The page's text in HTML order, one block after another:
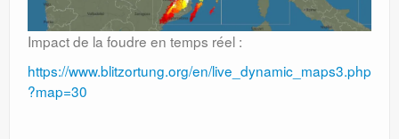
Impact de la foudre en temps réel :
https://www.blitzortung.org/en/live_dynamic_maps3.php
?map=30